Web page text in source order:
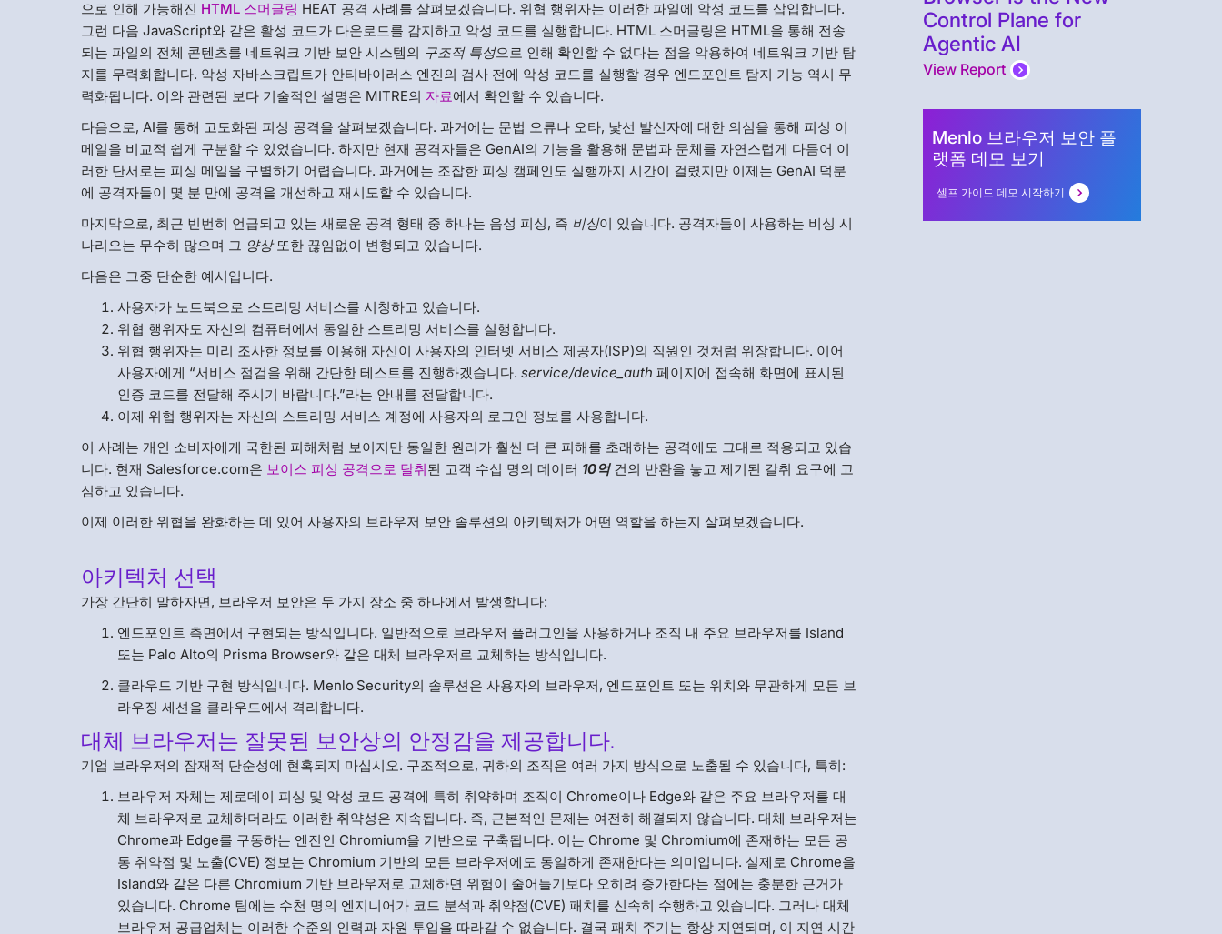
으로 인해 가능해진 HTML 스머글링 HEAT 공격 사례를 살펴보겠습니다. 위협 행위자는 이러한 파일에 악성 코드를 삽입합니다.
그런 다음 JavaScript와 같은 활성 코드가 다운로드를 감지하고 악성 코드를 실행합니다. HTML 스머글링은 HTML을 통해 전송
되는 파일의 전체 콘텐츠를 네트워크 기반 보안 시스템의 구조적 특성으로 인해 확인할 수 없다는 점을 악용하여 네트워크 기반 탐
지를 무력화합니다. 악성 자바스크립트가 안티바이러스 엔진의 검사 전에 악성 코드를 실행할 경우 엔드포인트 탐지 기능 역시 무
력화됩니다. 이와 관련된 보다 기술적인 설명은 MITRE의 자료에서 확인할 수 있습니다.
다음으로, AI를 통해 고도화된 피싱 공격을 살펴보겠습니다. 과거에는 문법 오류나 오타, 낯선 발신자에 대한 의심을 통해 피싱 이
메일을 비교적 쉽게 구분할 수 있었습니다. 하지만 현재 공격자들은 GenAI의 기능을 활용해 문법과 문체를 자연스럽게 다듬어 이
러한 단서로는 피싱 메일을 구별하기 어렵습니다. 과거에는 조잡한 피싱 캠페인도 실행까지 시간이 걸렸지만 이제는 GenAI 덕분
에 공격자들이 몇 분 만에 공격을 개선하고 재시도할 수 있습니다.
마지막으로, 최근 빈번히 언급되고 있는 새로운 공격 형태 중 하나는 음성 피싱, 즉 비싱이 있습니다. 공격자들이 사용하는 비싱 시
나리오는 무수히 많으며 그 양상또한 끊임없이 변형되고 있습니다.
다음은 그중 단순한 예시입니다.
사용자가 노트북으로 스트리밍 서비스를 시청하고 있습니다.
위협 행위자도 자신의 컴퓨터에서 동일한 스트리밍 서비스를 실행합니다.
위협 행위자는 미리 조사한 정보를 이용해 자신이 사용자의 인터넷 서비스 제공자(ISP)의 직원인 것처럼 위장합니다. 이어
사용자에게 “서비스 점검을 위해 간단한 테스트를 진행하겠습니다.service/device_auth 페이지에 접속해 화면에 표시된
인증 코드를 전달해 주시기 바랍니다.”라는 안내를 전달합니다.
이제 위협 행위자는 자신의 스트리밍 서비스 계정에 사용자의 로그인 정보를 사용합니다.
이 사례는 개인 소비자에게 국한된 피해처럼 보이지만 동일한 원리가 훨씬 더 큰 피해를 초래하는 공격에도 그대로 적용되고 있습
니다. 현재 Salesforce.com은 보이스 피싱 공격으로 탈취된 고객 수십 명의 데이터 10억건의 반환을 놓고 제기된 갈취 요구에 고
심하고 있습니다.
이제 이러한 위협을 완화하는 데 있어 사용자의 브라우저 보안 솔루션의 아키텍처가 어떤 역할을 하는지 살펴보겠습니다.
아키텍처 선택
가장 간단히 말하자면, 브라우저 보안은 두 가지 장소 중 하나에서 발생합니다:
엔드포인트 측면에서 구현되는 방식입니다. 일반적으로 브라우저 플러그인을 사용하거나 조직 내 주요 브라우저를 Island
또는 Palo Alto의 Prisma Browser와 같은 대체 브라우저로 교체하는 방식입니다.
클라우드 기반 구현 방식입니다. Menlo Security의 솔루션은 사용자의 브라우저, 엔드포인트 또는 위치와 무관하게 모든 브
라우징 세션을 클라우드에서 격리합니다.
대체 브라우저는 잘못된 보안상의 안정감을 제공합니다.
기업 브라우저의 잠재적 단순성에 현혹되지 마십시오. 구조적으로, 귀하의 조직은 여러 가지 방식으로 노출될 수 있습니다, 특히:
브라우저 자체는 제로데이 피싱 및 악성 코드 공격에 특히 취약하며 조직이 Chrome이나 Edge와 같은 주요 브라우저를 대
체 브라우저로 교체하더라도 이러한 취약성은 지속됩니다. 즉, 근본적인 문제는 여전히 해결되지 않습니다. 대체 브라우저는
Chrome과 Edge를 구동하는 엔진인 Chromium을 기반으로 구축됩니다. 이는 Chrome 및 Chromium에 존재하는 모든 공
통 취약점 및 노출(CVE) 정보는 Chromium 기반의 모든 브라우저에도 동일하게 존재한다는 의미입니다. 실제로 Chrome을
Island와 같은 다른 Chromium 기반 브라우저로 교체하면 위험이 줄어들기보다 오히려 증가한다는 점에는 충분한 근거가
있습니다. Chrome 팀에는 수천 명의 엔지니어가 코드 분석과 취약점(CVE) 패치를 신속히 수행하고 있습니다. 그러나 대체
브라우저 공급업체는 이러한 수준의 인력과 자원 투입을 따라갈 수 없습니다. 결국 패치 주기는 항상 지연되며, 이 지연 시간
Control Plane for
Agentic AI
View Report
Menlo 브라우저 보안 플
랫폼 데모 보기
셀프 가이드 데모 시작하기